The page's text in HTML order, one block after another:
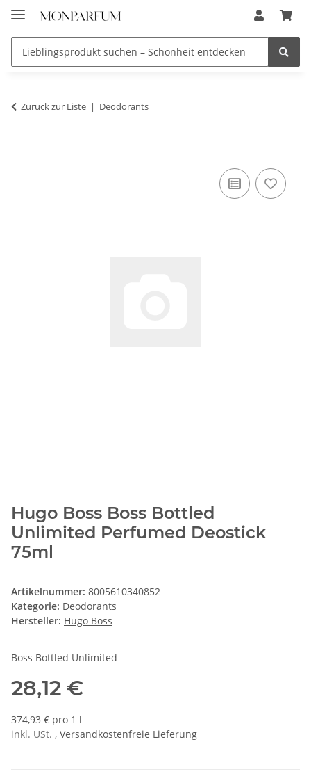
Zurück zur Liste Deodorants
Hugo Boss Boss Bottled
Unlimited Perfumed Deostick
75ml
Artikelnummer: 8005610340852
Kategorie: Deodorants
Hersteller: Hugo Boss
Boss Bottled Unlimited
28,12 €
374,93 € pro 1 l
inkl. USt. , Versandkostenfreie Lieferung